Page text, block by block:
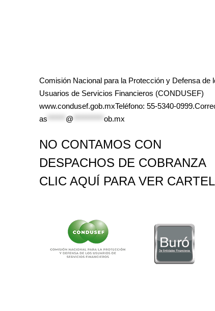
Comisión Nacional para la Protección y Defensa de
Usuarios de Servicios Financieros (CONDUSEF)
www.condusef.gob.mxTeléfono: 55-5340-
as
@ ob.mx
NO CONTAMOS CON
DESPACHOS DE COBRANZA
CLIC AQUÍ PARA VER CARTEL